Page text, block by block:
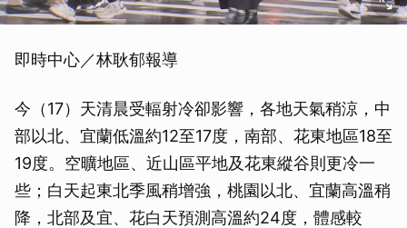
即時中心／林耿郁報導
今（17）天清晨受輻射冷卻影響，各地天氣稍涼，中
部以北、宜蘭低溫約12至17度，南部、花東地區18至
19度。空曠地區、近山區平地及花東縱谷則更冷一
些；白天起東北季風稍增強，桃園以北、宜蘭高溫稍
降，北部及宜、花白天預測高溫約24度，體感較